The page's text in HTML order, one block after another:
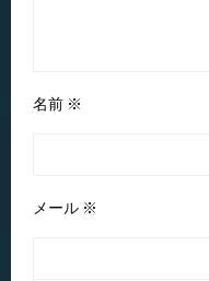
名前 ※
メール ※